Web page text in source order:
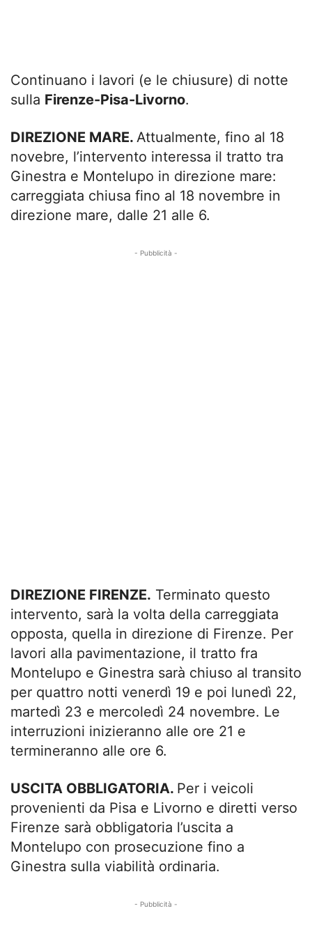
Continuano i lavori (e le chiusure) di notte
sulla Firenze-Pisa-Livorno.
DIREZIONE MARE. Attualmente, fino al 18
novebre, l’intervento interessa il tratto tra
Ginestra e Montelupo in direzione mare:
carreggiata chiusa fino al 18 novembre in
direzione mare, dalle 21 alle 6.
- Pubblicità -
DIREZIONE FIRENZE. Terminato questo
intervento, sarà la volta della carreggiata
opposta, quella in direzione di Firenze. Per
lavori alla pavimentazione, il tratto fra
Montelupo e Ginestra sarà chiuso al transito
per quattro notti venerdì 19 e poi lunedì 22,
martedì 23 e mercoledì 24 novembre. Le
interruzioni inizieranno alle ore 21 e
termineranno alle ore 6.
USCITA OBBLIGATORIA. Per i veicoli
provenienti da Pisa e Livorno e diretti verso
Firenze sarà obbligatoria l’uscita a
Montelupo con prosecuzione fino a
Ginestra sulla viabilità ordinaria.
- Pubblicità -